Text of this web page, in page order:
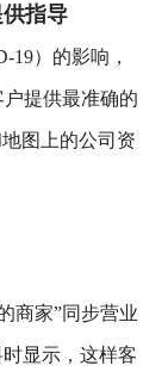
指导
19）的影响，
户提供最准确的
图上的公司资
商家”同步营业
显示，这样客